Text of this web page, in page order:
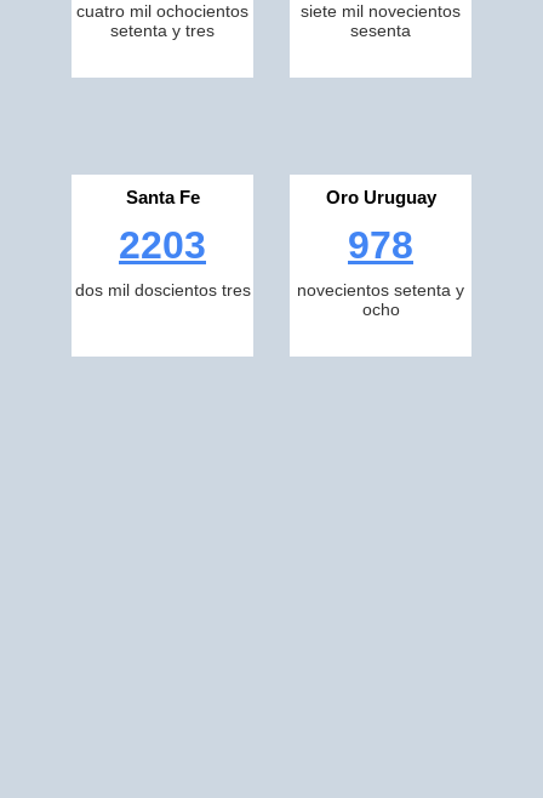
cuatro mil ochocientos
setenta y tres
siete mil novecientos
sesenta
Santa Fe
2203
dos mil doscientos tres
Oro Uruguay
978
novecientos setenta y
ocho